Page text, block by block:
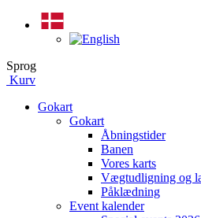
Sprog
Kurv
Gokart
Gokart
Åbningstider
Banen
Vores karts
Vægtudligning og
Påklædning
Event kalender